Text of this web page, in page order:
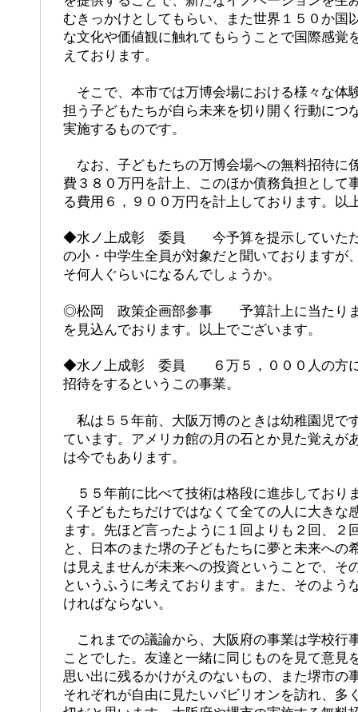
むきっかけとしてもらい、また世界１５０か国
な文化や価値観に触れてもらうことで国際感覚
えております。
そこで、本市では万博会場における様々な体
担う子どもたちが自ら未来を切り開く行動につ
実施するものです。
なお、子どもたちの万博会場への無料招待に
費３８０万円を計上、このほか債務負担として
る費用６，９００万円を計上しております。以
◆水ノ上成彰 委員 今予算を提示していただ
の小・中学生全員が対象だと聞いておりますが
そ何人ぐらいになるんでしょうか。
◎松岡 政策企画部参事 予算計上に当たりま
を見込んでおります。以上でございます。
◆水ノ上成彰 委員 ６万５，０００人の方に
招待をするというこの事業。
私は５５年前、大阪万博のときは幼稚園児で
ています。アメリカ館の月の石とか見た覚えが
は今でもあります。
５５年前に比べて技術は格段に進歩しており
く子どもたちだけではなくて全ての人に大きな
ます。先ほど言ったように１回よりも２回、２
と、日本のまた堺の子どもたちに夢と未来への
は見えませんが未来への投資ということで、そ
というふうに考えております。また、そのよう
ければならない。
これまでの議論から、大阪府の事業は学校行
ことでした。友達と一緒に同じものを見て意見
思い出に残るかけがえのないもの、また堺市の
それぞれが自由に見たいパビリオンを訪れ、多